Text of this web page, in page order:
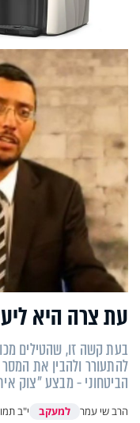
עת צרה היא
בעת קשה זו, שהטילים
להתעורר ולהבין את
הביטחוני - מבצע "צוק
הרב שי עמר למעקב י"ב